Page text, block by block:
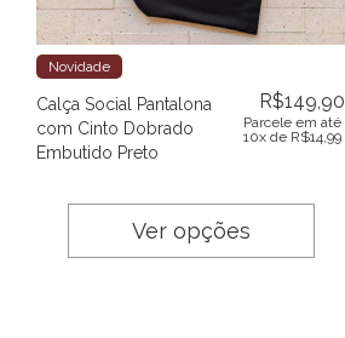
Novidade
Calça Social Pantalona
com Cinto Dobrado
Embutido Preto
R$149,90
Parcele em até
10x de R$14,99
Ver opções